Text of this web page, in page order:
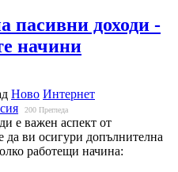
пасивни доходи -
начини
Ново Интернет
200 Прегледа
е важен аспект от
ви осигури допълнителна
работещи начина: